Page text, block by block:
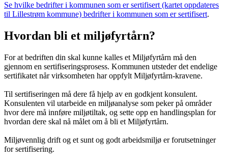
Se hvilke bedrifter i kommunen som er sertifisert (kartet oppdateres
til Lillestrøm kommune) bedrifter i kommunen som er sertifisert.
Hvordan bli et miljøfyrtårn?
For at bedriften din skal kunne kalles et Miljøfyrtårn må den
gjennom en sertifiseringsprosess. Kommunen utsteder det endelige
sertifikatet når virksomheten har oppfylt Miljøfyrtårn-kravene.
Til sertifiseringen må dere få hjelp av en godkjent konsulent.
Konsulenten vil utarbeide en miljøanalyse som peker på områder
hvor dere må innføre miljøtiltak, og sette opp en handlingsplan for
hvordan dere skal nå målet om å bli et Miljøfyrtårn.
Miljøvennlig drift og et sunt og godt arbeidsmiljø er forutsetninger
for sertifisering.